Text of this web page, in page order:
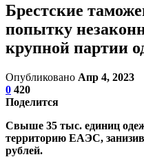
Брестские
попытку
крупной партии
Опубликовано Апр 4, 2023
0 420
Поделится
Свыше 35 тыс. единиц
территорию ЕАЭС,
рублей.